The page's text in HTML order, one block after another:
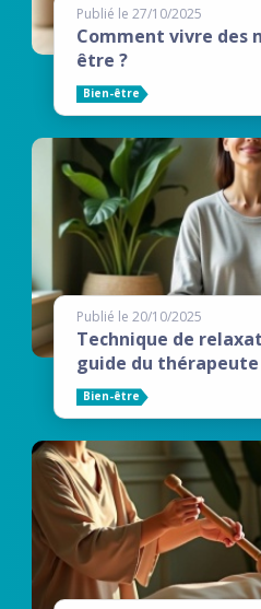
Publié le 27/10/2025
Comment vivre des
être ?
Bien-être
Publié le 20/10/2025
Technique de
guide du
Bien-être